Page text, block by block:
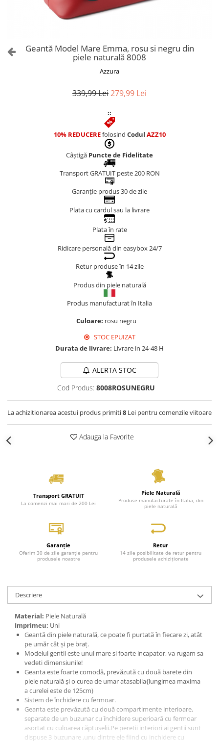
Genți AlbeGeantă Model Mare Emma, rosu si negru din
piele naturală 8008
Azzura
339,99 Lei279,99 Lei
::
10% REDUCEREfolosind Codul AZZ10
Câștigă Puncte de Fidelitate
Transport GRATUIT peste 200 RON
Garanție produs 30 de zile
Plata cu cardul sau la livrare
Plata în rate
Ridicare personală din easybox 24/7
Retur produse în 14 zile
Produs din piele naturală
Produs manufacturat în Italia
Culoare: rosu negru
STOC EPUIZAT
Durata de livrare: Livrare in 24-48 H
ALERTA STOC
Cod Produs: 8008ROSUNEGRU
La achizitionarea acestui produs primiti8 Lei pentru comenzile viitoare
Adauga la Favorite
Transport GRATUIT
La comenzi mai mari de 200 Lei
Piele Naturală
Produse manufacturate în Italia, din
piele naturală
Garanție
Oferim 30 de zile garanție pentru
produsele noastre
Retur
14 zile posibilitate de retur pentru
produsele achiziționate
Descriere
Material: Piele Naturală
Imprimeu: Uni
Geantă din piele naturală, ce poate fi purtată în fiecare zi, atât
pe umăr cât și pe braț.
Modelul gentii este unul mare si foarte incapator, va rugam sa
vedeti dimensiunile!
Geanta este foarte comodă, prevăzută cu două barete din
piele naturală și o curea de umar atasabila{lungimea maxima
a curelei este de 125cm)
Sistem de închidere cu fermoar.
Geanta este prevăzută cu două compartimente interioare,
separate de un buzunar cu închidere superioară cu fermoar
asortat cu culoarea căptușelii.Pe peretii interiori ai gentii sunt
dispuse 3 buzunare ,unu dintre ele fiind cu inchidere cu